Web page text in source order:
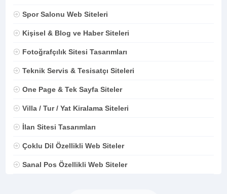
Spor Salonu Web Siteleri
Kişisel & Blog ve Haber Siteleri
Fotoğrafçılık Sitesi Tasarımları
Teknik Servis & Tesisatçı Siteleri
One Page & Tek Sayfa Siteler
Villa / Tur / Yat Kiralama Siteleri
İlan Sitesi Tasarımları
Çoklu Dil Özellikli Web Siteler
Sanal Pos Özellikli Web Siteler